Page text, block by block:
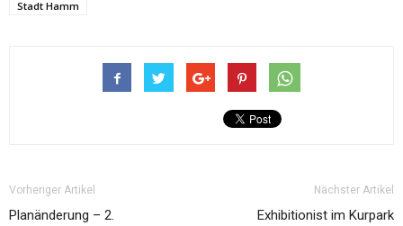
Stadt Hamm
Vorheriger Artikel
Planänderung – 2.
Nächster Artikel
Exhibitionist im Kurpark